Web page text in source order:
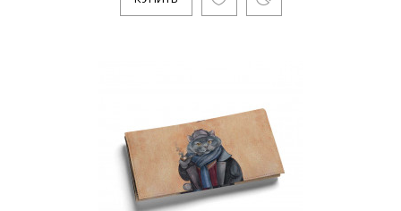
12995р.